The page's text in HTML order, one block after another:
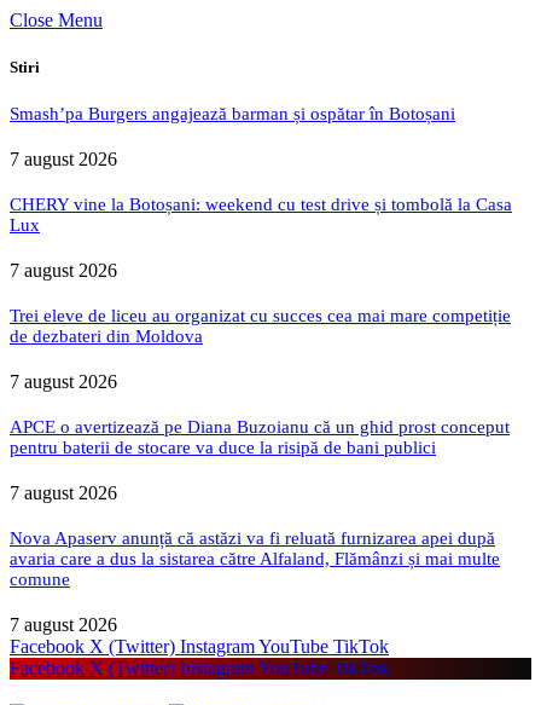
Close Menu
Stiri
Smash’pa Burgers angajează barman și ospătar în Botoșani
7 august 2026
CHERY vine la Botoșani: weekend cu test drive și tombolă la Casa
Lux
7 august 2026
Trei eleve de liceu au organizat cu succes cea mai mare competiție
de dezbateri din Moldova
7 august 2026
APCE o avertizează pe Diana Buzoianu că un ghid prost conceput
pentru baterii de stocare va duce la risipă de bani publici
7 august 2026
Nova Apaserv anunță că astăzi va fi reluată furnizarea apei după
avaria care a dus la sistarea către Alfaland, Flămânzi și mai multe
comune
7 august 2026
Facebook X (Twitter) InstagramYouTube TikTok
Facebook X (Twitter) InstagramYouTube TikTok